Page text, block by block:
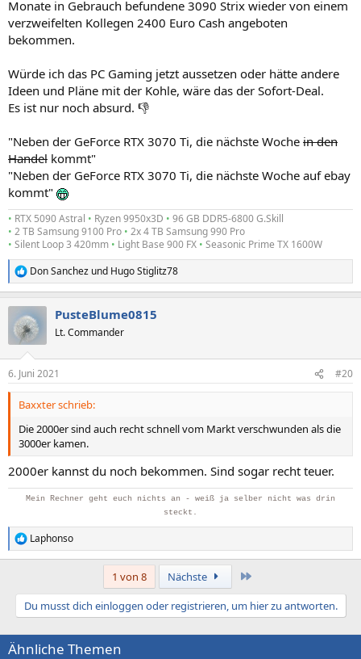
Monate in Gebrauch befundene 3090 Strix wieder von einem
verzweifelten Kollegen 2400 Euro Cash angeboten
bekommen.
Würde ich das PC Gaming jetzt aussetzen oder hätte andere
Ideen und Pläne mit der Kohle, wäre das der Sofort-Deal.
Es ist nur noch absurd. 👎
"Neben der GeForce RTX 3070 Ti, die nächste Woche in den
Handel kommt"
"Neben der GeForce RTX 3070 Ti, die nächste Woche auf ebay
kommt"
• RTX 5090 Astral • Ryzen 9950x3D • 96 GB DDR5-6800 G.Skill
• 2 TB Samsung 9100 Pro • 2x 4 TB Samsung 990 Pro
• Silent Loop 3 420mm • Light Base 900 FX • Seasonic Prime TX 1600W
R
e
t
e
n
Don Sanchez und Hugo Stiglitz78
PusteBlume0815
Lt. Commander
6. Juni 2021 #20
Baxxter schrieb:
Die 2000er sind auch recht schnell vom Markt verschwunden als die
3000er kamen.
2000er kannst du noch bekommen. Sind sogar recht teuer.
Mein Rechner geht euch nichts an - weiß ja selber nicht was drin
steckt.
R
e
t
o
n
e
Laphonso
1 von 8 Nächste
Du musst dich einloggen oder registrieren, um hier zu antworten.
Ähnliche Themen